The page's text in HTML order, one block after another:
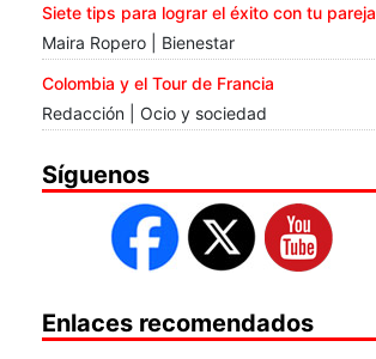
Siete tips para lograr el éxito con tu pareja
Maira Ropero | Bienestar
Colombia y el Tour de Francia
Redacción | Ocio y sociedad
Síguenos
Enlaces recomendados